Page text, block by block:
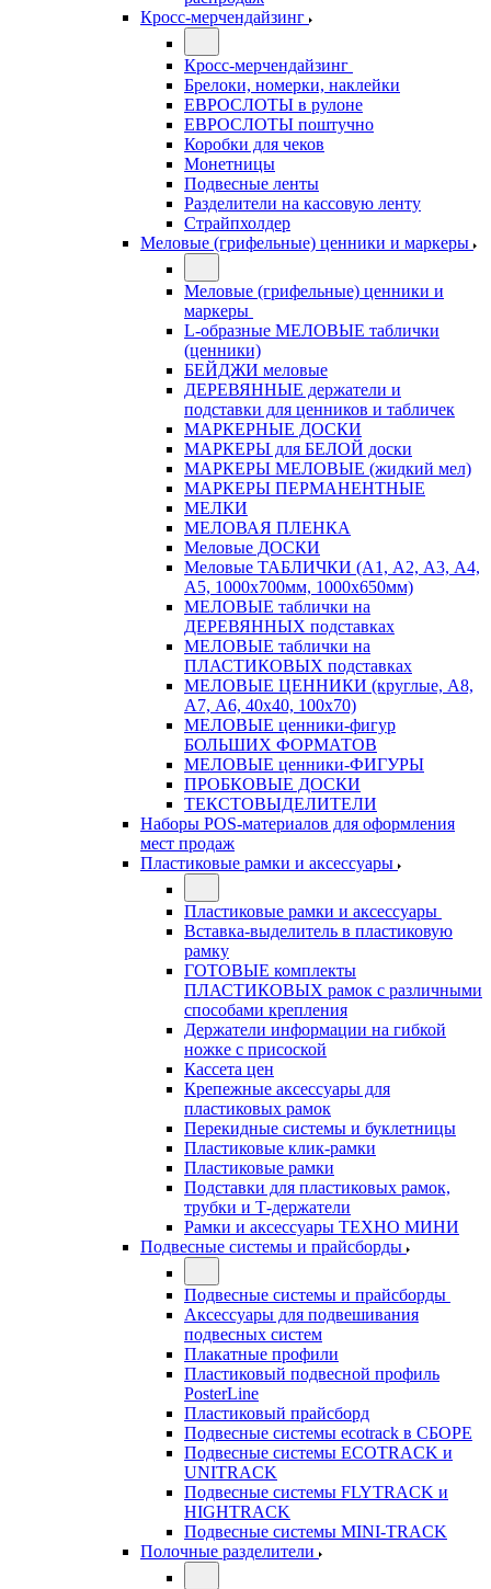
Кросс-мерчендайзинг
Кросс-мерчендайзинг
Брелоки, номерки, наклейки
ЕВРОСЛОТЫ в рулоне
ЕВРОСЛОТЫ поштучно
Коробки для чеков
Монетницы
Подвесные ленты
Разделители на кассовую ленту
Страйпхолдер
Меловые (грифельные) ценники и маркеры
Меловые (грифельные) ценники и
маркеры
L-образные МЕЛОВЫЕ таблички
(ценники)
БЕЙДЖИ меловые
ДЕРЕВЯННЫЕ держатели и
подставки для ценников и табличек
МАРКЕРНЫЕ ДОСКИ
МАРКЕРЫ для БЕЛОЙ доски
МАРКЕРЫ МЕЛОВЫЕ (жидкий мел)
МАРКЕРЫ ПЕРМАНЕНТНЫЕ
МЕЛКИ
МЕЛОВАЯ ПЛЕНКА
Меловые ДОСКИ
Меловые ТАБЛИЧКИ (А1, А2, А3, А4,
А5, 1000х700мм, 1000х650мм)
МЕЛОВЫЕ таблички на
ДЕРЕВЯННЫХ подставках
МЕЛОВЫЕ таблички на
ПЛАСТИКОВЫХ подставках
МЕЛОВЫЕ ЦЕННИКИ (круглые, А8,
А7, А6, 40х40, 100х70)
МЕЛОВЫЕ ценники-фигур
БОЛЬШИХ ФОРМАТОВ
МЕЛОВЫЕ ценники-ФИГУРЫ
ПРОБКОВЫЕ ДОСКИ
ТЕКСТОВЫДЕЛИТЕЛИ
Наборы POS-материалов для оформления
мест продаж
Пластиковые рамки и аксессуары
Пластиковые рамки и аксессуары
Вставка-выделитель в пластиковую
рамку
ГОТОВЫЕ комплекты
ПЛАСТИКОВЫХ рамок с различными
способами крепления
Держатели информации на гибкой
ножке с присоской
Кассета цен
Крепежные аксессуары для
пластиковых рамок
Перекидные системы и буклетницы
Пластиковые клик-рамки
Пластиковые рамки
Подставки для пластиковых рамок,
трубки и Т-держатели
Рамки и аксессуары ТЕХНО МИНИ
Подвесные системы и прайсборды
Подвесные системы и прайсборды
Аксессуары для подвешивания
подвесных систем
Плакатные профили
Пластиковый подвесной профиль
PosterLine
Пластиковый прайсборд
Подвесные системы ecotrack в СБОРЕ
Подвесные системы ECOTRACK и
UNITRACK
Подвесные системы FLYTRACK и
HIGHTRACK
Подвесные системы MINI-TRACK
Полочные разделители